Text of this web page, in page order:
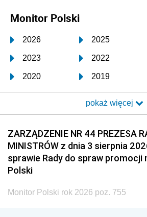
Monitor Polski
2026 2025
2023 2022
2020 2019
2017 2016
2014 2013
2011 2010
2008 2007
2005
pokaż więcej
ZARZĄDZENIE NR 44 PREZESA
MINISTRÓW z dnia 3 sierpnia
sprawie Rady do spraw promocji
Polski
Monitor Polski rok 2026 poz. 755